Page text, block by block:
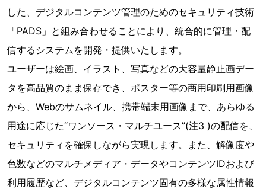
した、デジタルコンテンツ管理のためのセキュリティ技術
「PADS」と組み合わせることにより、統合的に管理・配
信するシステムを開発・提供いたします。
ユーザーは絵画、イラスト、写真などの大容量静止画デー
タを高品質のまま保存でき、ポスター等の商用印刷用画像
から、Webのサムネイル、携帯端末用画像まで、あらゆる
用途に応じた“ワンソース・マルチユース”(注3 )の配信を、
セキュリティを確保しながら実現します。また、解像度や
色数などのマルチメディア・データやコンテンツIDおよび
利用履歴など、デジタルコンテンツ固有の多様な属性情報